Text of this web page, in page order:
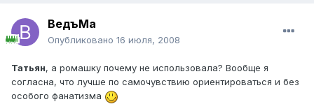
ВедъМа
Опубликовано 16 июля, 2008
Татьян, а ромашку почему не использовала? Вообще я
согласна, что лучше по самочувствию ориентироваться и без
особого фанатизма